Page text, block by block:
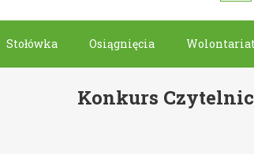
Stołówka Osiągnięcia
Konkurs